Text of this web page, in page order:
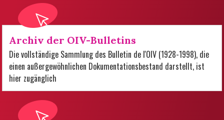
Archiv der OIV-Bulletins
Die vollständige Sammlung des Bulletin de l'OIV (1928-1998), die
einen außergewöhnlichen Dokumentationsbestand darstellt, ist
hier zugänglich